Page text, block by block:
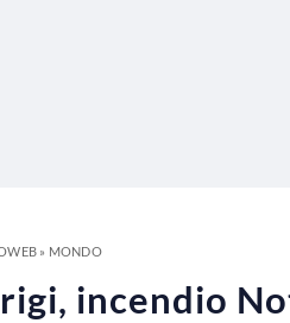
» MONDO
incendio